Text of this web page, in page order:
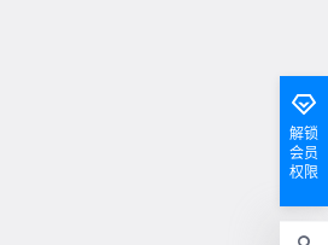
解锁
会员
权限